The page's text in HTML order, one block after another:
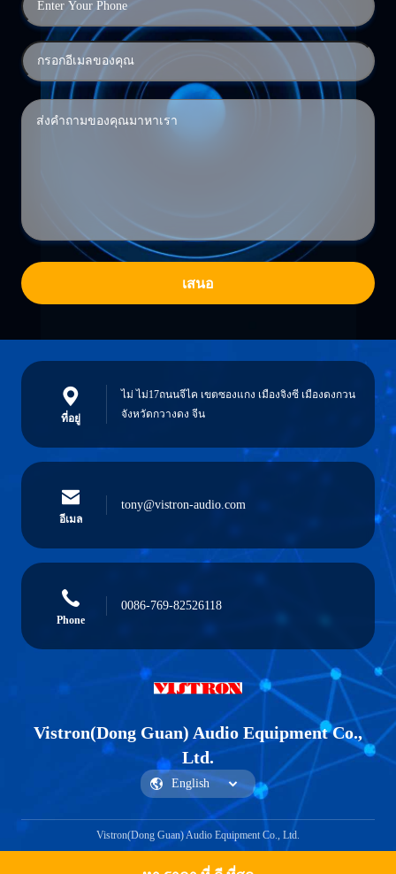
เสนอ
ที่อยู่
ไม่ ไม่17ถนนจีไค เขตซองแกง เมืองจิงซี เมืองดงกวน
จังหวัดกวางดง จีน
อีเมล
tony@vistron-audio.com
Phone
0086-769-82526118
Vistron(Dong Guan) Audio Equipment Co.,
Ltd.
Vistron(Dong Guan) Audio Equipment Co., Ltd.